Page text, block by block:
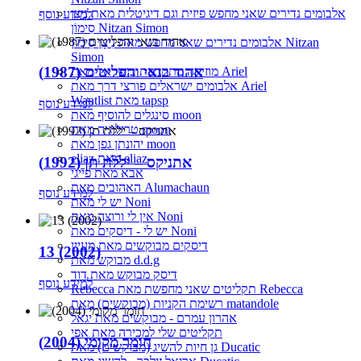
אלבומים נדירים שאני מחפש פיזית וגם דיגיטלית מאת נִיצָן
סִימוֹן Nitzan Simon
אלבומים נדירים שאני מחפש מאת נִיצָן סִימוֹן Nitzan
Simon
מוזיקה מתקדמת בישראל מאת Ariel
אלבומים ישראלים פורצי דרך מאת Ariel
Wantlist מאת tapsp
סינגלים להוסיף מאת moon
טרילוגיה מאת moon
יהונתן גפן מאת moon
eliaz מאת eliaz
אבא מאת פייגי
האהובים מאת Alumachaun
יש לי מאת Noni
אין לי ורוצה מאת Noni
יש לי - דיסקים מאת Noni
דיסקים מבוקשים מאת מעיין
מבוקש מאת d.d.g
דיסק מבוקש מאת דוד
Rebecca תקליטים שאני מחפשת מאת Rebecca
רשימת הקניות (מבוקשים) מאת matandole
אהרון עמרם - מבוקשים מאת יגאל
תקליטים שלי למכירה מאת אפי
גן חיות להשיג (מבוקשים) מאת Ducatic
למידע נוסף
אהוד בנאי והפליטים (1987)
למידע נוסף
אתניקס – יללת תן (1992)
למידע נוסף
13 (2002)
למידע נוסף
חומר מקומי (2004)